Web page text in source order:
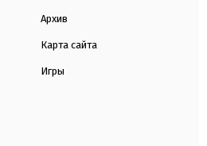
Архив
Карта сайта
Игры